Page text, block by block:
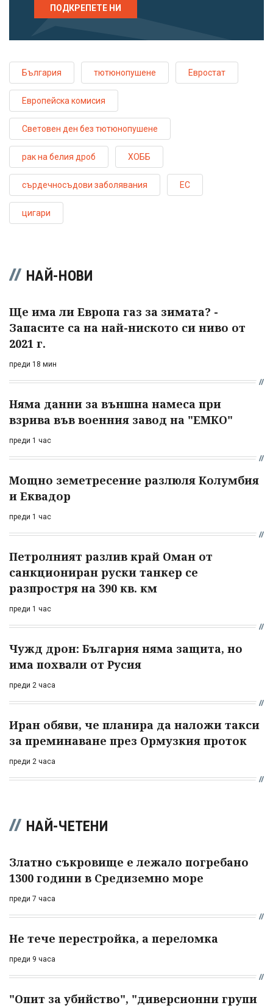
ПОДКРЕПЕТЕ НИ
България тютюнопушене Евростат
Европейска комисия
Световен ден без тютюнопушене
рак на белия дроб ХОББ
сърдечносъдови заболявания ЕС
цигари
НАЙ-НОВИ
Ще има ли Европа газ за зимата? -
Запасите са на най-ниското си ниво от
2021 г.
преди 18 мин
Няма данни за външна намеса при
взрива във военния завод на "ЕМКО"
преди 1 час
Мощно земетресение разлюля Колумбия
и Еквадор
преди 1 час
Петролният разлив край Оман от
санкциониран руски танкер се
разпростря на 390 кв. км
преди 1 час
Чужд дрон: България няма защита, но
има похвали от Русия
преди 2 часа
Иран обяви, че планира да наложи такси
за преминаване през Ормузкия проток
преди 2 часа
НАЙ-ЧЕТЕНИ
Златно съкровище е лежало погребано
1300 години в Средиземно море
преди 7 часа
Не тече перестройка, а переломка
преди 9 часа
"Опит за убийство", "диверсионни групи